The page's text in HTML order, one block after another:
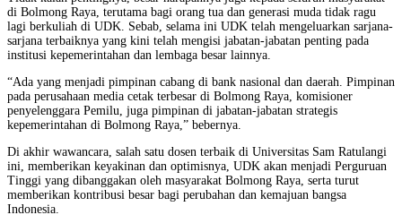
di Bolmong Raya, terutama bagi orang tua dan generasi muda tidak ragu
lagi berkuliah di UDK. Sebab, selama ini UDK telah mengeluarkan sarjana-
sarjana terbaiknya yang kini telah mengisi jabatan-jabatan penting pada
institusi kepemerintahan dan lembaga besar lainnya.
“Ada yang menjadi pimpinan cabang di bank nasional dan daerah. Pimpinan
pada perusahaan media cetak terbesar di Bolmong Raya, komisioner
penyelenggara Pemilu, juga pimpinan di jabatan-jabatan strategis
kepemerintahan di Bolmong Raya,” bebernya.
Di akhir wawancara, salah satu dosen terbaik di Universitas Sam Ratulangi
ini, memberikan keyakinan dan optimisnya, UDK akan menjadi Perguruan
Tinggi yang dibanggakan oleh masyarakat Bolmong Raya, serta turut
memberikan kontribusi besar bagi perubahan dan kemajuan bangsa
Indonesia.